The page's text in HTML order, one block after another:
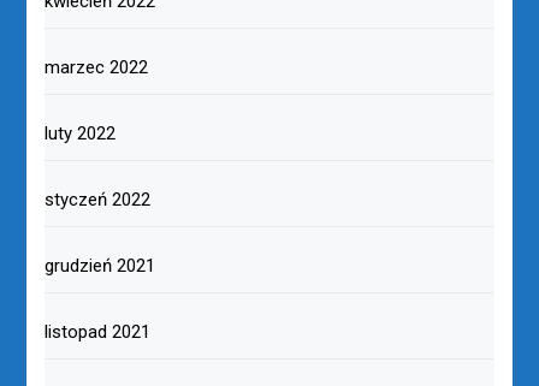
marzec 2022
luty 2022
styczeń 2022
grudzień 2021
listopad 2021